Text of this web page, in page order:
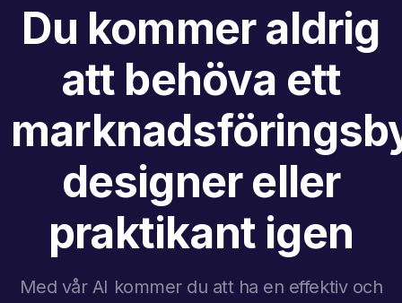
Du kommer aldrig
att behöva ett
designer eller
praktikant igen
Med vår AI kommer du att ha en effektiv och